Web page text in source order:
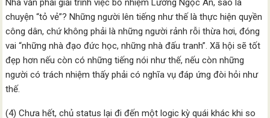
Nhà văn phải giải trình việc bổ nhiệm Lương Ngọc An, sao là
chuyện “tỏ vẻ”? Những người lên tiếng như thế là thực hiện quyền
công dân, chứ không phải là những người rảnh rỗi thừa hơi, đóng
vai “những nhà đạo đức học, những nhà đấu tranh”. Xã hội sẽ tốt
đẹp hơn nếu còn có những tiếng nói như thế, nếu còn những
người có trách nhiệm thấy phải có nghĩa vụ đáp ứng đòi hỏi như
thế.
(4) Chưa hết, chủ status lại đi đến một logic kỳ quái khác khi so